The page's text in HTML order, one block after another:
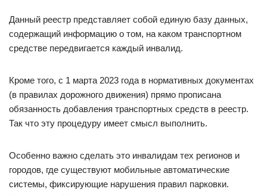
Данный реестр представляет собой единую базу данных,
содержащий информацию о том, на каком транспортном
средстве передвигается каждый инвалид.
Кроме того, с 1 марта 2023 года в нормативных документах
(в правилах дорожного движения) прямо прописана
обязанность добавления транспортных средств в реестр.
Так что эту процедуру имеет смысл выполнить.
Особенно важно сделать это инвалидам тех регионов и
городов, где существуют мобильные автоматические
системы, фиксирующие нарушения правил парковки.